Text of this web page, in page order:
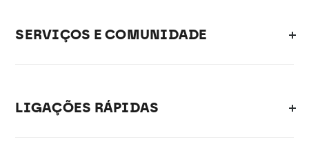
SERVIÇOS E COMUNIDADE
LIGAÇÕES RÁPIDAS